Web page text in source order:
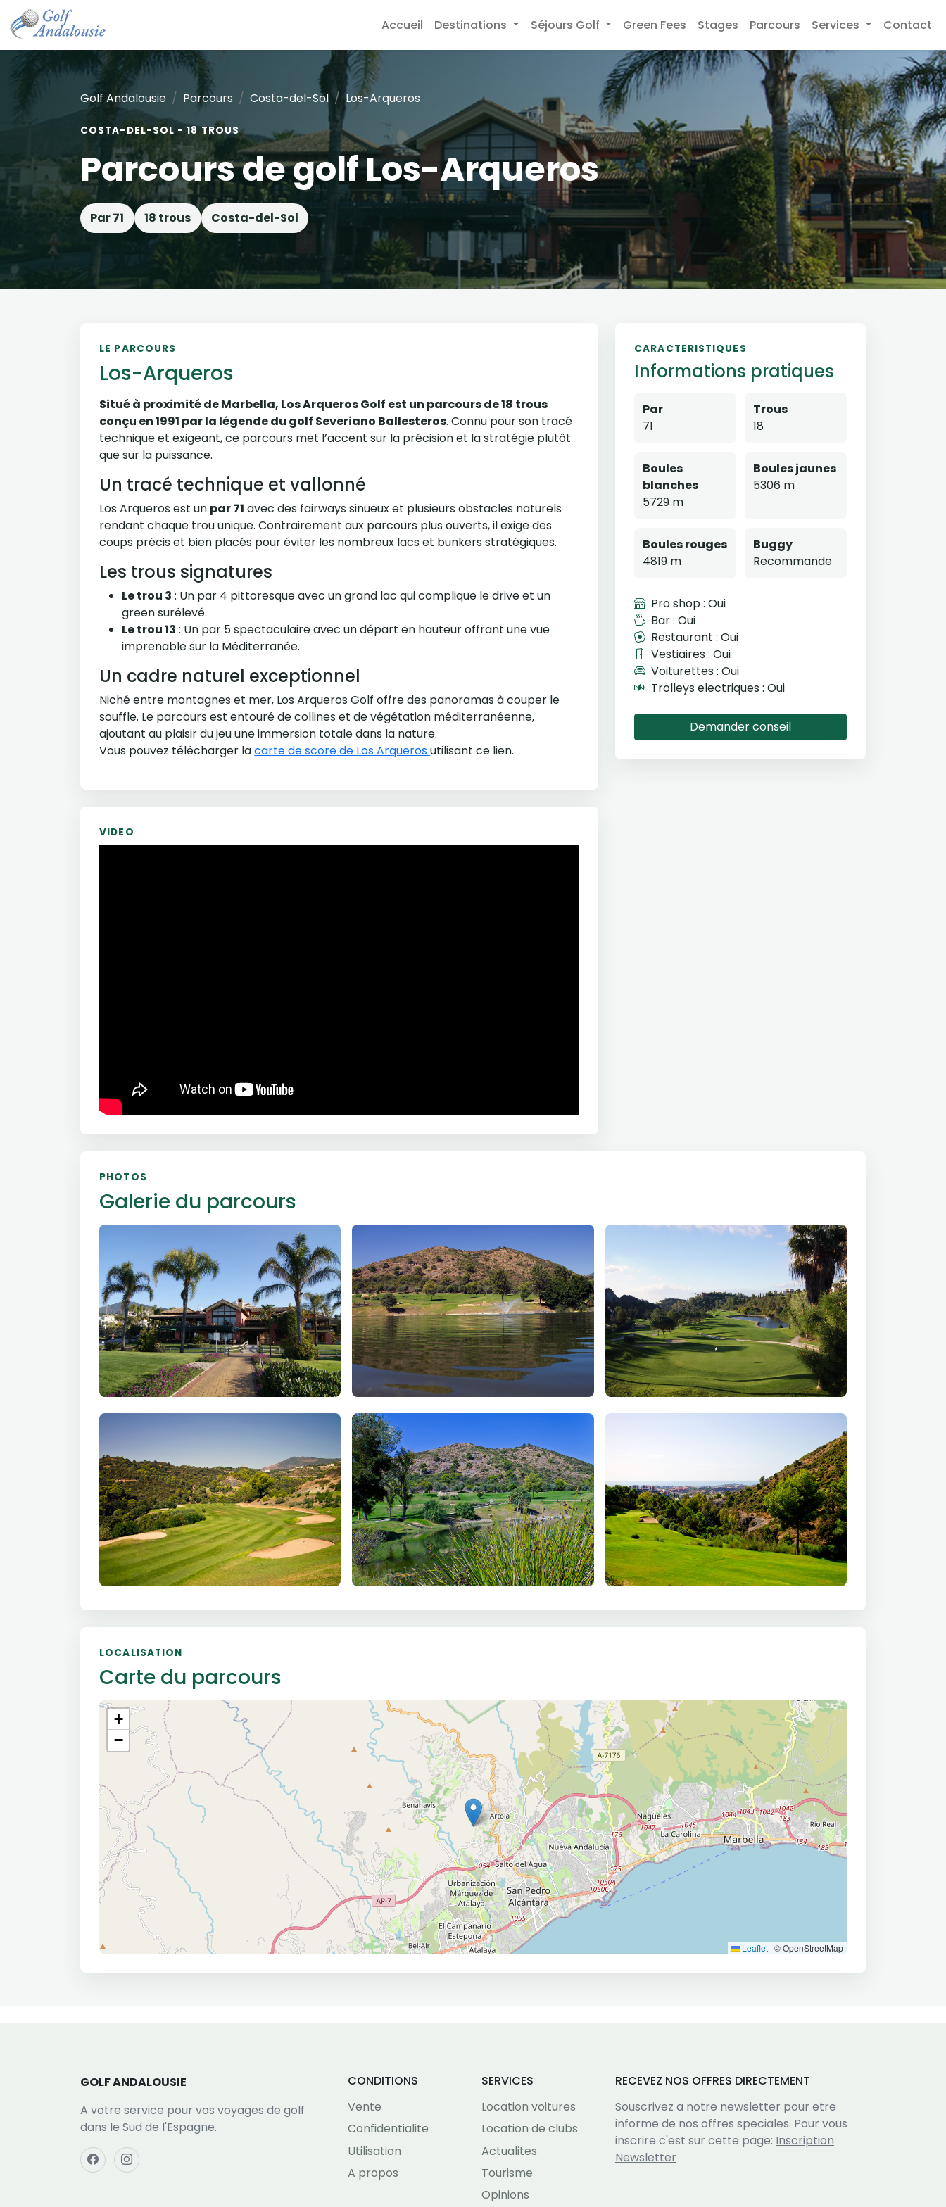
Accueil Destinations Séjours Golf Green Fees Stages Parcours Services Contact
Golf Andalousie Parcours Costa-del-Sol Los-Arqueros
COSTA-DEL-SOL - 18 TROUS
Parcours de golf Los-Arqueros
Par 71 18 trous Costa-del-Sol
LE PARCOURS
Los-Arqueros
Situé à proximité de Marbella, Los Arqueros Golf est un parcours de 18 trous
conçu en 1991 par la légende du golf Severiano Ballesteros. Connu pour son tracé
technique et exigeant, ce parcours met l’accent sur la précision et la stratégie plutôt
que sur la puissance.
Un tracé technique et vallonné
Los Arqueros est un par 71 avec des fairways sinueux et plusieurs obstacles naturels
rendant chaque trou unique. Contrairement aux parcours plus ouverts, il exige des
coups précis et bien placés pour éviter les nombreux lacs et bunkers stratégiques.
Les trous signatures
Le trou 3 : Un par 4 pittoresque avec un grand lac qui complique le drive et un
green surélevé.
Le trou 13 : Un par 5 spectaculaire avec un départ en hauteur offrant une vue
imprenable sur la Méditerranée.
Un cadre naturel exceptionnel
Niché entre montagnes et mer, Los Arqueros Golf offre des panoramas à couper le
souffle. Le parcours est entouré de collines et de végétation méditerranéenne,
ajoutant au plaisir du jeu une immersion totale dans la nature.
Vous pouvez télécharger lacarte de score de Los Arquerosutilisant ce lien.
VIDEO
CARACTERISTIQUES
Informations pratiques
Par
71
Trous
18
Boules
blanches
5729 m
Boules jaunes
5306 m
Boules rouges
4819 m
Buggy
Recommande
Pro shop : Oui
Bar : Oui
Restaurant : Oui
Vestiaires : Oui
Voiturettes : Oui
Trolleys electriques : Oui
Demander conseil
PHOTOS
Galerie du parcours
LOCALISATION
Carte du parcours
+
−
Leaflet | © OpenStreetMap
GOLF ANDALOUSIE
A votre service pour vos voyages de golf
dans le Sud de l'Espagne.
CONDITIONS
Vente
Confidentialite
Utilisation
A propos
SERVICES
Location voitures
Location de clubs
Actualites
Tourisme
Opinions
RECEVEZ NOS OFFRES DIRECTEMENT
Souscrivez a notre newsletter pour etre
informe de nos offres speciales. Pour vous
inscrire c'est sur cette page: Inscription
Newsletter